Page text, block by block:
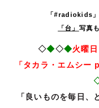
「#radiokids」
「台」 写真
◇◆◇◆火曜
「タカラ・エムシー
「良いものを毎日